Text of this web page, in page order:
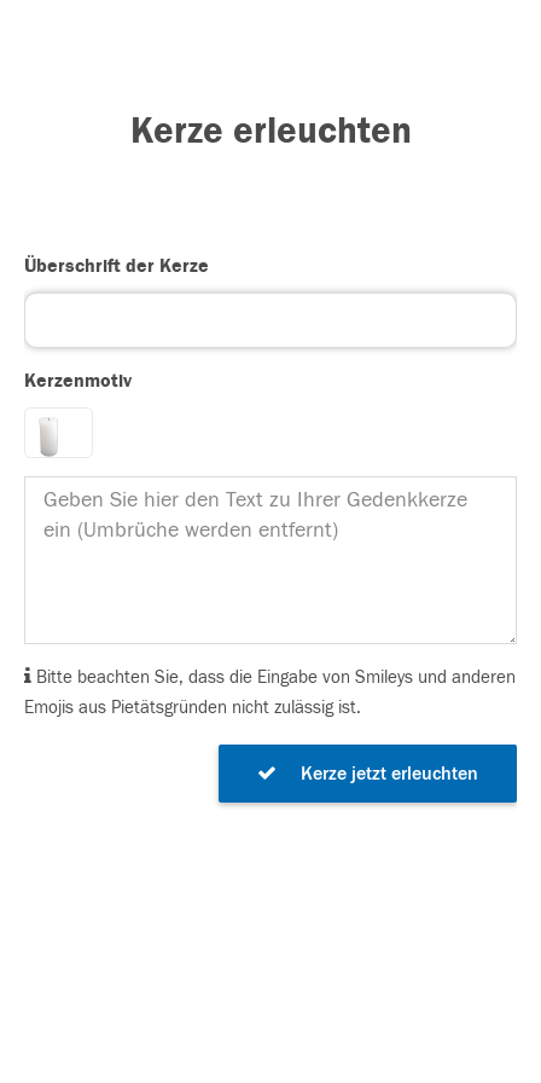
Kerze erleuchten
Überschrift der Kerze
Kerzenmotiv
Bitte beachten Sie, dass die Eingabe von Smileys und anderen
Emojis aus Pietätsgründen nicht zulässig ist.
Kerze jetzt erleuchten